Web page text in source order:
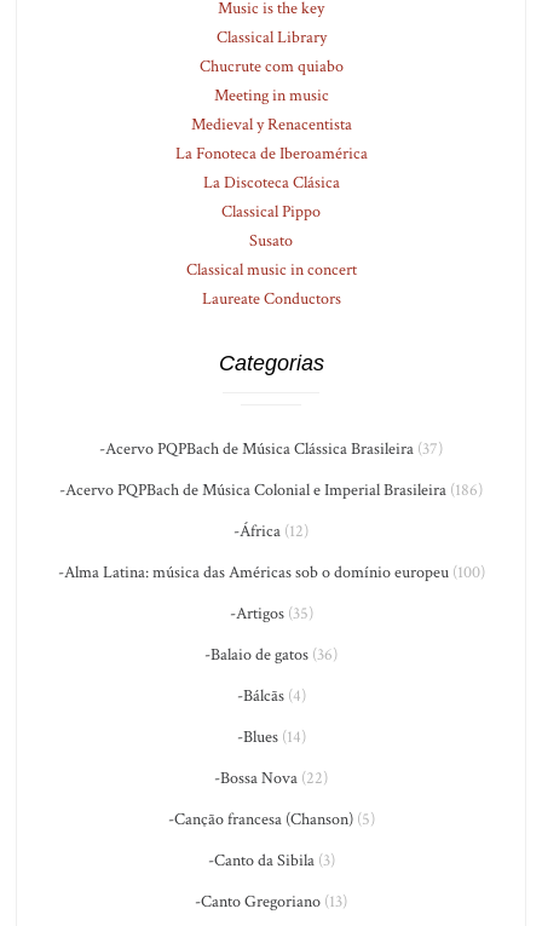
Music is the key
Classical Library
Chucrute com quiabo
Meeting in music
Medieval y Renacentista
La Fonoteca de Iberoamérica
La Discoteca Clásica
Classical Pippo
Susato
Classical music in concert
Laureate Conductors
Categorias
-Acervo PQPBach de Música Clássica Brasileira (37)
-Acervo PQPBach de Música Colonial e Imperial Brasileira (186)
-África (12)
-Alma Latina: música das Américas sob o domínio europeu(100)
-Artigos(35)
-Balaio de gatos (36)
-Bálcãs(4)
-Blues(14)
-Bossa Nova (22)
-Canção francesa (Chanson)(5)
-Canto da Sibila(3)
-Canto Gregoriano (13)